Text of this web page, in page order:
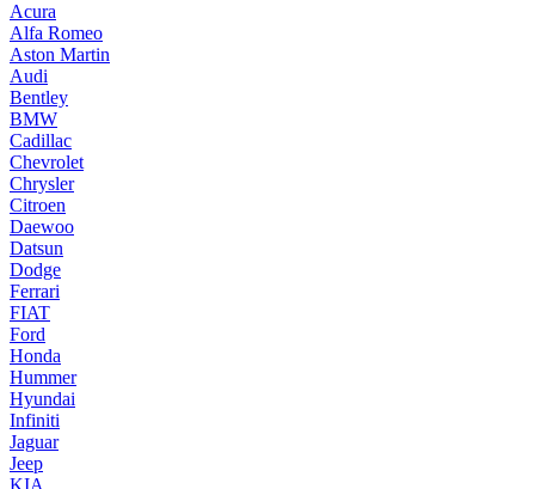
Acura
Alfa Romeo
Aston Martin
Audi
Bentley
BMW
Cadillac
Chevrolet
Chrysler
Citroen
Daewoo
Datsun
Dodge
Ferrari
FIAT
Ford
Honda
Hummer
Hyundai
Infiniti
Jaguar
Jeep
KIA